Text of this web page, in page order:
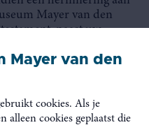
Mayer van den
cookies. Als je
alleen cookies geplaatst die
Mayer van den
naast uw
van het duo-
een bepaald goed na aan
en een andere som of
doel. Het erfgoeddoel